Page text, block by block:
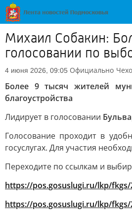
Михаил Собакин:
голосовании по
4 июня 2026, 09:05 Официально
Более 9 тысяч жителей
благоустройства
Лидирует в голосовании
Голосование проходит в
госуслугах. Для участия
Переходите по ссылкам и
https://pos.gosuslugi.ru/lkp/fkgs/
https://pos.gosuslugi.ru/lkp/fkgs/